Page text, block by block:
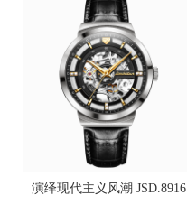
演绎现代主义风潮 JSD.8916